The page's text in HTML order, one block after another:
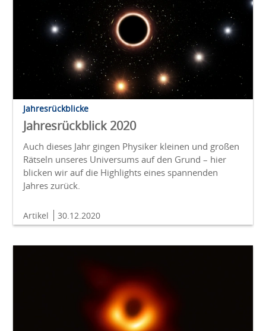
Jahresrückblicke
Jahresrückblick 2020
Auch dieses Jahr gingen Physiker kleinen und großen
Rätseln unseres Universums auf den Grund – hier
blicken wir auf die Highlights eines spannenden
Jahres zurück.
Artikel 30.12.2020